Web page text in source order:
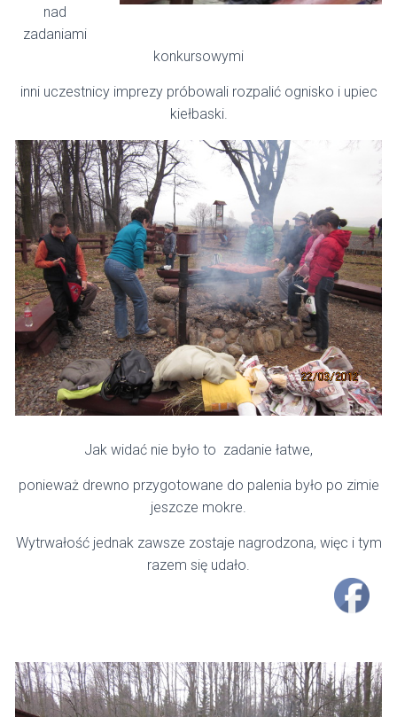
nad
zadaniami
konkursowymi
inni uczestnicy imprezy próbowali rozpalić ognisko i upiec
kiełbaski.
Jak widać nie było to zadanie łatwe,
ponieważ drewno przygotowane do palenia było po zimie
jeszcze mokre.
Wytrwałość jednak zawsze zostaje nagrodzona, więc i tym
razem się udało.